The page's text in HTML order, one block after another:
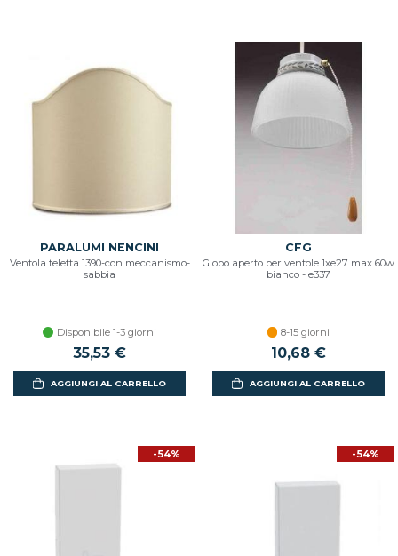
PARALUMI NENCINI
Ventola teletta 1390-con meccanismo-
sabbia
Disponibile 1-3 giorni
35,53 €
AGGIUNGI AL CARRELLO
CFG
Globo aperto per ventole 1xe27 max 60w
bianco - e337
8-15 giorni
10,68 €
AGGIUNGI AL CARRELLO
-54% -54%